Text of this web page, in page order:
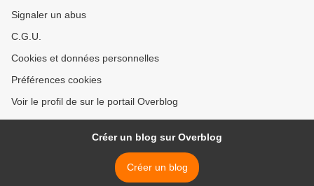
Signaler un abus
C.G.U.
Cookies et données personnelles
Préférences cookies
Voir le profil de sur le portail Overblog
Créer un blog sur Overblog
Créer un blog